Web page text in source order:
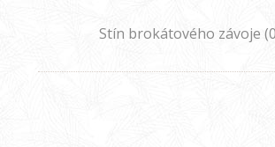
Stín brokátového závoje